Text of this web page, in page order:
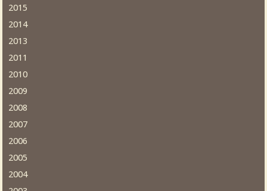
2015
2014
2013
2011
2010
2009
2008
2007
2006
2005
2004